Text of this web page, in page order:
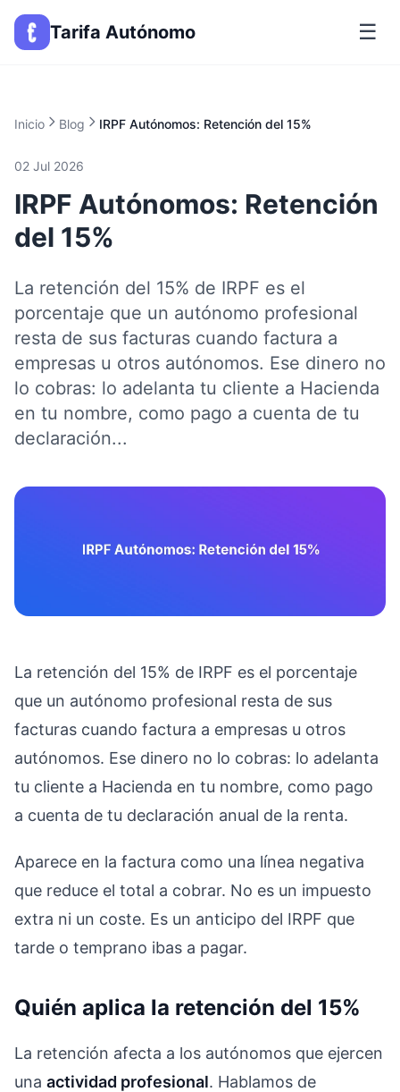
Tarifa Autónomo ☰
Inicio Blog IRPF Autónomos: Retención del 15%
02 Jul 2026
IRPF Autónomos: Retención
del 15%
La retención del 15% de IRPF es el
porcentaje que un autónomo profesional
resta de sus facturas cuando factura a
empresas u otros autónomos. Ese dinero no
lo cobras: lo adelanta tu cliente a Hacienda
en tu nombre, como pago a cuenta de tu
declaración...
La retención del 15% de IRPF es el porcentaje
que un autónomo profesional resta de sus
facturas cuando factura a empresas u otros
autónomos. Ese dinero no lo cobras: lo adelanta
tu cliente a Hacienda en tu nombre, como pago
a cuenta de tu declaración anual de la renta.
Aparece en la factura como una línea negativa
que reduce el total a cobrar. No es un impuesto
extra ni un coste. Es un anticipo del IRPF que
tarde o temprano ibas a pagar.
Quién aplica la retención del 15%
La retención afecta a los autónomos que ejercen
una actividad profesional. Hablamos de